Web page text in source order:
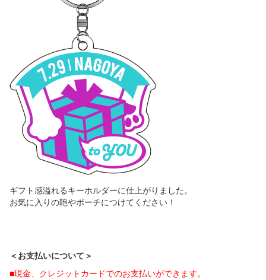
ギフト感溢れるキーホルダーに仕上がりました。
お気に入りの鞄やポーチにつけてください！
＜お支払いについて＞
■現金、クレジットカードでのお支払いができます。